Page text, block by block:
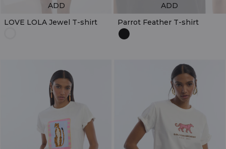
LOVE LOLA Jewel T-shirt
ADD
Parrot Feather T-shirt
ADD